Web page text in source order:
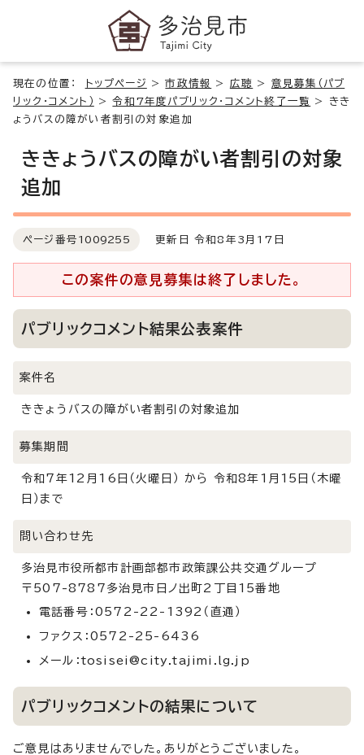
現在の位置： トップページ >市政情報 > 広聴 > 意見募集（パブ
リック・コメント）
>令和7年度パブリック・コメント終了一覧 > きき
ょうバスの障がい者割引の対象追加
ききょうバスの障がい者割引の対象
追加
ページ番号 1009255 更新日 令和8年3月17日
この案件の意見募集は終了しました。
パブリックコメント結果公表案件
案件名
ききょうバスの障がい者割引の対象追加
募集期間
令和7年12月16日（火曜日） から 令和8年1月15日（木曜
日）まで
問い合わせ先
多治見市役所都市計画部都市政策課公共交通グループ
〒507-8787多治見市日ノ出町2丁目15番地
電話番号：0572-22-1392（直通）
ファクス：0572-25-6436
メール：tosisei@city.tajimi.lg.jp
パブリックコメントの結果について
ご意見はありませんでした。ありがとうございました。